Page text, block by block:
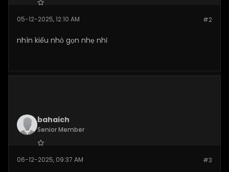
Posts: 109 #2
05-12-2025, 12:10 AM
nhìn kiểu nhỏ gọn nhẹ nhỉ
bahaich
Senior Member
Posts:263 #3
06-12-2025, 09:37 AM